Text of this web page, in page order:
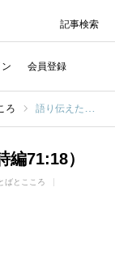
会員登録
記事検索
ろ 語り伝えたいこと（詩編71:18）
編71:18）
ばとこころ